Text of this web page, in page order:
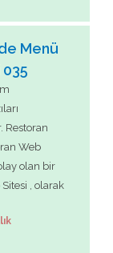
Menü
Restoran
Web
olan bir
, olarak